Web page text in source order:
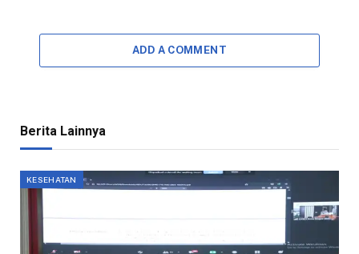
ADD A COMMENT
Berita Lainnya
KESEHATAN